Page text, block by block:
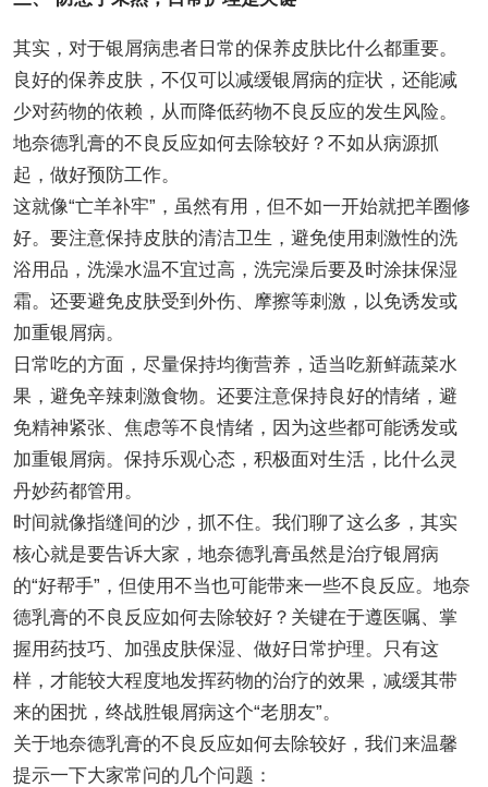
其实，对于银屑病患者日常的保养皮肤比什么都重要。
良好的保养皮肤，不仅可以减缓银屑病的症状，还能减
少对药物的依赖，从而降低药物不良反应的发生风险。
地奈德乳膏的不良反应如何去除较好？不如从病源抓
起，做好预防工作。
这就像“亡羊补牢”，虽然有用，但不如一开始就把羊圈修
好。要注意保持皮肤的清洁卫生，避免使用刺激性的洗
浴用品，洗澡水温不宜过高，洗完澡后要及时涂抹保湿
霜。还要避免皮肤受到外伤、摩擦等刺激，以免诱发或
加重银屑病。
日常吃的方面，尽量保持均衡营养，适当吃新鲜蔬菜水
果，避免辛辣刺激食物。还要注意保持良好的情绪，避
免精神紧张、焦虑等不良情绪，因为这些都可能诱发或
加重银屑病。保持乐观心态，积极面对生活，比什么灵
丹妙药都管用。
时间就像指缝间的沙，抓不住。我们聊了这么多，其实
核心就是要告诉大家，地奈德乳膏虽然是治疗银屑病
的“好帮手”，但使用不当也可能带来一些不良反应。地奈
德乳膏的不良反应如何去除较好？关键在于遵医嘱、掌
握用药技巧、加强皮肤保湿、做好日常护理。只有这
样，才能较大程度地发挥药物的治疗的效果，减缓其带
来的困扰，终战胜银屑病这个“老朋友”。
关于地奈德乳膏的不良反应如何去除较好，我们来温馨
提示一下大家常问的几个问题：